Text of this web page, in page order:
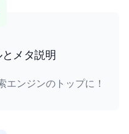
メタ説明
エンジンのトップに！